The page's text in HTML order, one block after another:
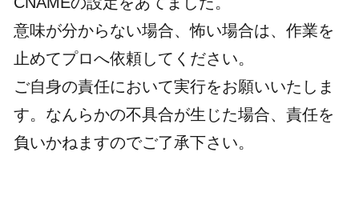
意味が分からない場合、怖い場合は、作業を
止めてプロへ依頼してください。
ご自身の責任において実行をお願いいたしま
す。なんらかの不具合が生じた場合、責任を
負いかねますのでご了承下さい。